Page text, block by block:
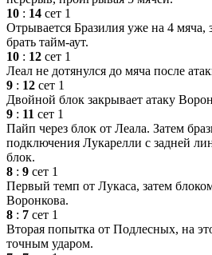
10 : 14 сет 1
Отрывается Бразилия уже на 4 мяча,
брать тайм-аут.
10 : 12 сет 1
Леал не дотянулся до мяча после
9 : 12 сет 1
Двойной блок закрывает атаку
9 : 11 сет 1
Пайп через блок от Леала. Затем
подключения Лукарелли с задней
блок.
8 : 9 сет 1
Первый темп от Лукаса, затем
Воронкова.
8 : 7 сет 1
Вторая попытка от Подлесных, на
точным ударом.